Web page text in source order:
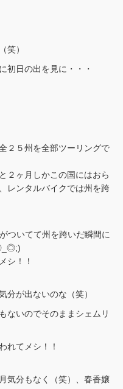
笑）
初日の出を見に・・・
２５州を全部ツーリングで
２ヶ月しかこの国にはおら
レンタルバイクでは州を跨
ついてて州を跨いだ瞬間に
シ！！
分が出ないのな（笑）
ないのでそのままシェムリ
れてメシ！！
気分もなく（笑）、春香嬢